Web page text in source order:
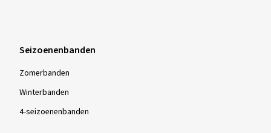
Seizoenenbanden
Zomerbanden
Winterbanden
4-seizoenenbanden